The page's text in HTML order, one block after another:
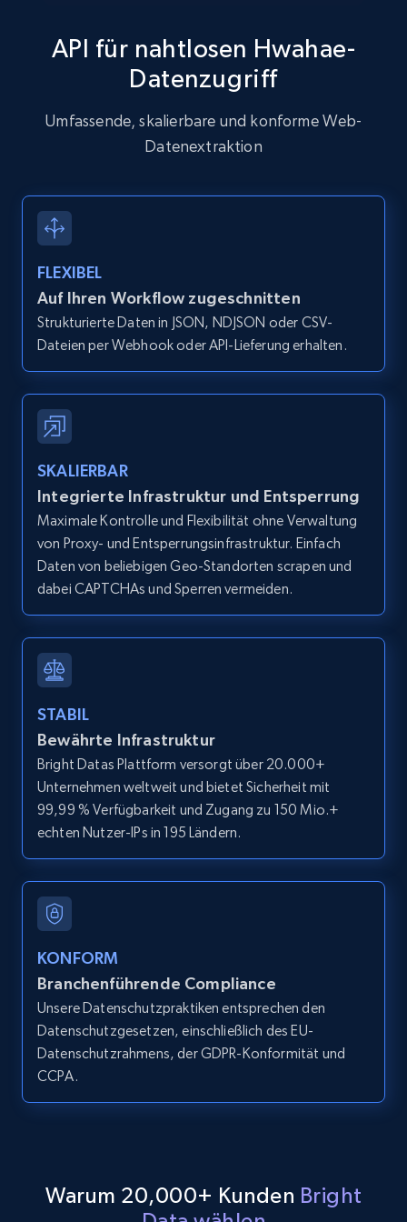
Zillow properties listing information
Zpid, City, State, HomeStatus, Address,
IsListingClaimedByCurrentSignedInUser,
IsCurrentSignedInAgentResponsible, Bedrooms,
Zillow properties listing information -
Discover by custom filters - location, home
type and status
IsCurrentSignedInAgentResponsible, Bedrooms,
and more.
12K+ 1.3K+ Gratis testen
Zillow properties listing information -
Zpid, City, State, HomeStatus, Address,
IsListingClaimedByCurrentSignedInUser,
and more.
12K+ 1.3K+ Gratis testen
URL, ID, User id, Use url, Title, Headline, Post
text, Date posted, and more.
11.3K+
LinkedIn posts - Discover user's articles by
URL
API für nahtlosen Hwahae-
Datenzugriff
Umfassende, skalierbare und konforme Web-
Datenextraktion
FLEXIBEL
Auf Ihren Workflow zugeschnitten
Strukturierte Daten in JSON, NDJSON oder CSV-
Dateien per Webhook oder API-Lieferung erhalten.
SKALIERBAR
Integrierte Infrastruktur und Entsperrung
Maximale Kontrolle und Flexibilität ohne Verwaltung
von Proxy- und Entsperrungsinfrastruktur. Einfach
Daten von beliebigen Geo-Standorten scrapen und
dabei CAPTCHAs und Sperren vermeiden.
STABIL
Bewährte Infrastruktur
Bright Datas Plattform versorgt über 20.000+
Unternehmen weltweit und bietet Sicherheit mit
99,99 % Verfügbarkeit und Zugang zu 150 Mio.+
echten Nutzer-IPs in 195 Ländern.
KONFORM
Branchenführende Compliance
Unsere Datenschutzpraktiken entsprechen den
Datenschutzgesetzen, einschließlich des EU-
Datenschutzrahmens, der GDPR-Konformität und
CCPA.
Warum 20,000+ Kunden Bright